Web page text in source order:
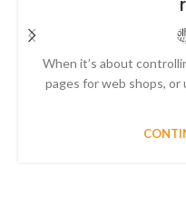
When it’s about
pages for web shops,